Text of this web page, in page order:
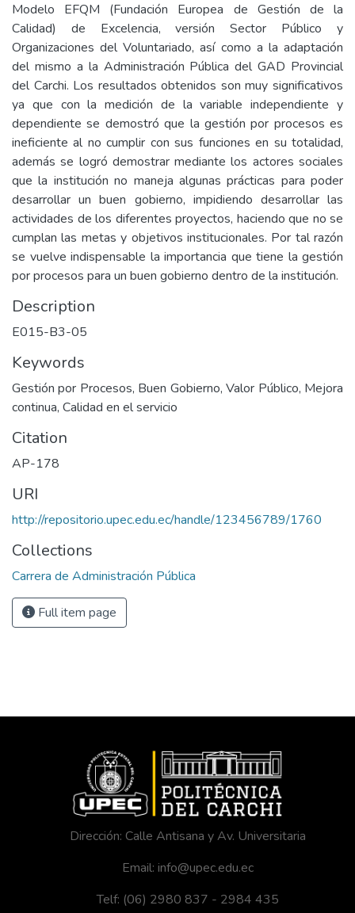
Modelo EFQM (Fundación Europea de Gestión de la
Calidad) de Excelencia, versión Sector Público y
Organizaciones del Voluntariado, así como a la adaptación
del mismo a la Administración Pública del GAD Provincial
del Carchi. Los resultados obtenidos son muy significativos
ya que con la medición de la variable independiente y
dependiente se demostró que la gestión por procesos es
ineficiente al no cumplir con sus funciones en su totalidad,
además se logró demostrar mediante los actores sociales
que la institución no maneja algunas prácticas para poder
desarrollar un buen gobierno, impidiendo desarrollar las
actividades de los diferentes proyectos, haciendo que no se
cumplan las metas y objetivos institucionales. Por tal razón
se vuelve indispensable la importancia que tiene la gestión
por procesos para un buen gobierno dentro de la institución.
Description
E015-B3-05
Keywords
Gestión por Procesos, Buen Gobierno, Valor Público, Mejora
continua, Calidad en el servicio
Citation
AP-178
URI
http://repositorio.upec.edu.ec/handle/123456789/1760
Collections
Carrera de Administración Pública
Full item page
Dirección: Calle Antisana y Av. Universitaria
Email: info@upec.edu.ec
Telf: (06) 2980 837 - 2984 435